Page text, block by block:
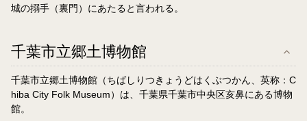
城の搦手（裏門）にあたると言われる。
千葉市立郷土博物館
千葉市立郷土博物館（ちばしりつきょうどはくぶつかん、英称：C
hiba City Folk Museum）は、千葉県千葉市中央区亥鼻にある博物
館。